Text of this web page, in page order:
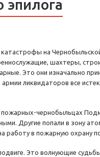
эпилога
катастрофы на
шахтеры,
Это они изначально
ликвидаторов все
чернобыльцах
Другие попали в зону
работу в пожарную охрану
Это волнующие